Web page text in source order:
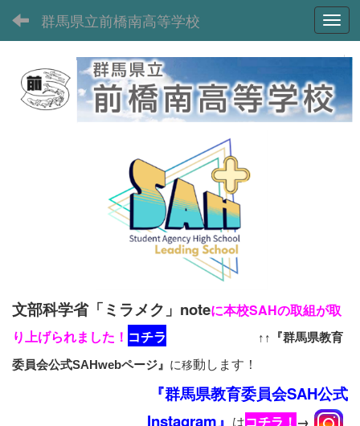
群馬県立前橋南高等学校
文部科学省「ミラメク」noteに本校SAHの取組が取
り上げられました！ コチラ ↑↑『群馬県教育
委員会公式SAHwebページ』 に移動します！
『群馬県教育委員会SAH公式
Instagram』 はコチラ！ →